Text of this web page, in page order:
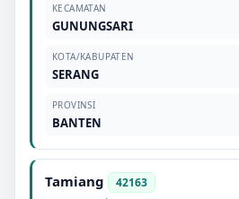
KECAMATAN
GUNUNGSARI
KOTA/KABUPATEN
SERANG
PROVINSI
BANTEN
Tamiang 42163